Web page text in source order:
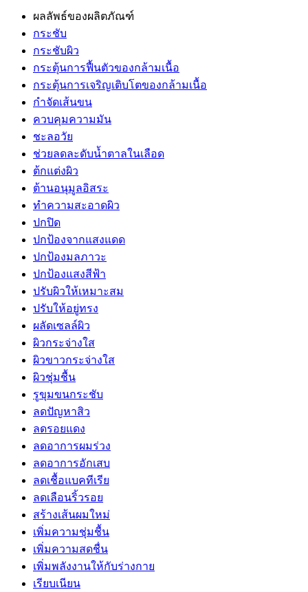
ผลลัพธ์ของผลิตภัณฑ์
กระชับ
กระชับผิว
กระตุ้นการฟื้นตัวของกล้ามเนื้อ
กระตุ้นการเจริญเติบโตของกล้ามเนื้อ
กำจัดเส้นขน
ควบคุมความมัน
ชะลอวัย
ช่วยลดละดับน้ำตาลในเลือด
ต้กแต่งผิว
ต้านอนุมูลอิสระ
ทำความสะอาดผิว
ปกปิด
ปกป้องจากแสงแดด
ปกป้องมลภาวะ
ปกป้องแสงสีฟ้า
ปรับผิวให้เหมาะสม
ปรับให้อยู่ทรง
ผลัดเซลล์ผิว
ผิวกระจ่างใส
ผิวขาวกระจ่างใส
ผิวชุ่มชื้น
รูขุมขนกระชับ
ลดปัญหาสิว
ลดรอยแดง
ลดอาการผมร่วง
ลดอาการอักเสบ
ลดเชื้อแบคทีเรีย
ลดเลือนริ้วรอย
สร้างเส้นผมใหม่
เพิ่มความชุ่มชื้น
เพิ่มความสดชื่น
เพิ่มพลังงานให้กับร่างกาย
เรียบเนียน